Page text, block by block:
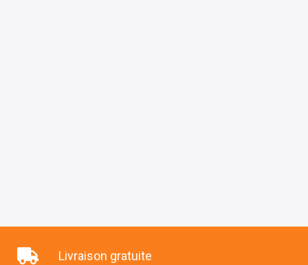
Livraison gratuite